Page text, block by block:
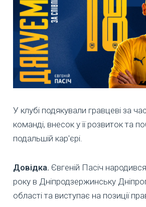
У клубі подякували гравцеві за
команді, внесок у її розвиток та
подальшій кар'єрі.
Довідка. Євгеній Пасіч
року в Дніпродзержинську
області та виступає на позиції